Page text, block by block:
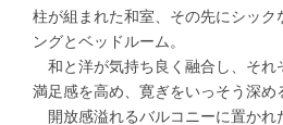
柱が組まれた和室、その先にシック
ングとベッドルーム。
和と洋が気持ち良く融合し、それ
満足感を高め、寛ぎをいっそう深め
開放感溢れるバルコニーに置かれ